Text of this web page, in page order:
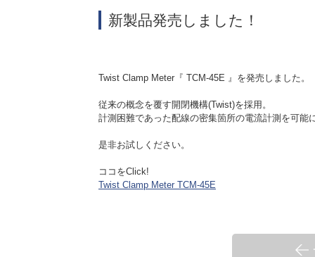
新製品発売しました！
Twist Clamp Meter『 TCM-45E 』を発売しました。
従来の概念を覆す開閉機構(Twist)を採用。
計測困難であった配線の密集箇所の電流計測を可能
是非お試しください。
ココをClick!
Twist Clamp Meter TCM-45E